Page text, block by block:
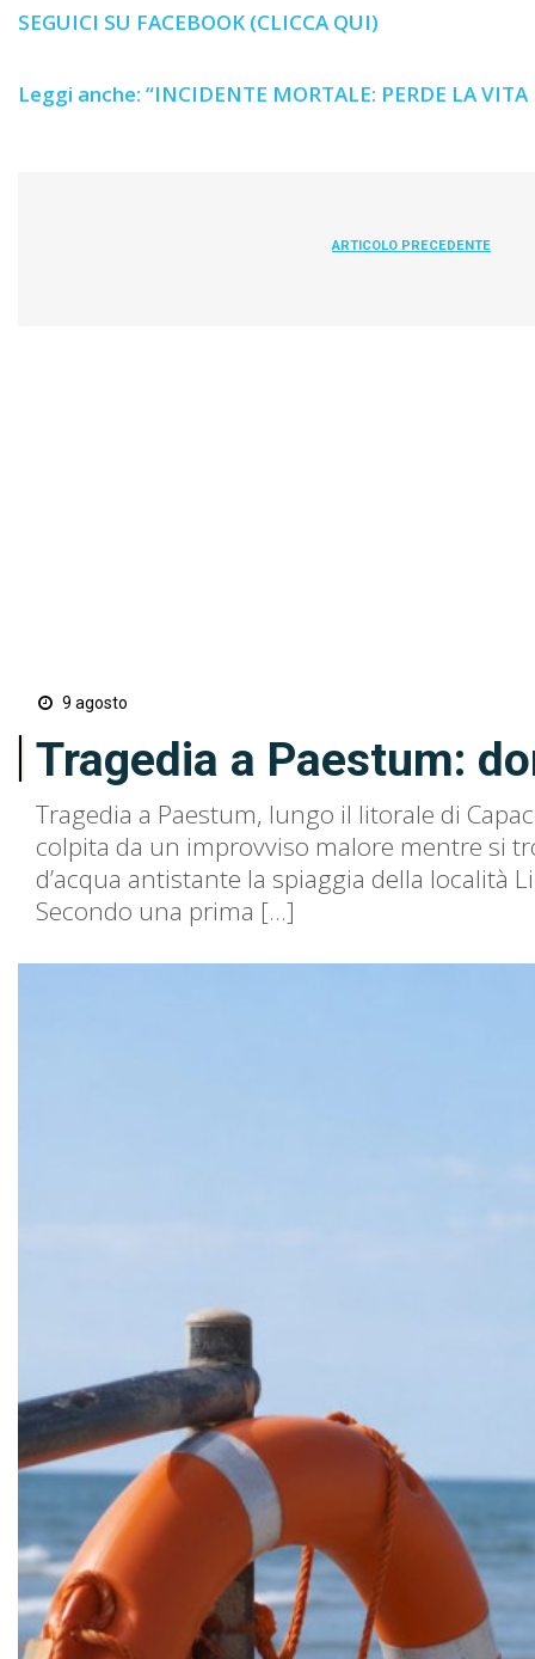
SEGUICI SU FACEBOOK (CLICCA QUI)
Leggi anche: “INCIDENTE MORTALE: PERDE LA
ARTICOLO PRECEDENTE
9 agosto
Tragedia a Paestum:
Tragedia a Paestum, lungo il litorale di
colpita da un improvviso malore mentre si
d’acqua antistante la spiaggia della
Secondo una prima […]